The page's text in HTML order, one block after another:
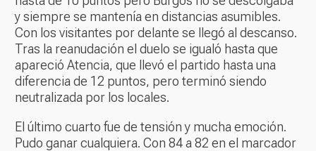
y siempre se mantenía en distancias asumibles.
Con los visitantes por delante se llegó al descanso.
Tras la reanudación el duelo se igualó hasta que
apareció Atencia, que llevó el partido hasta una
diferencia de 12 puntos, pero terminó siendo
neutralizada por los locales.
El último cuarto fue de tensión y mucha emoción.
Pudo ganar cualquiera. Con 84 a 82 en el marcador